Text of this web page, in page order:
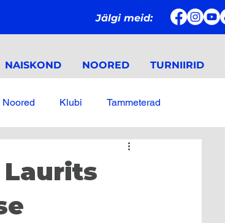
Jälgi meid:
NAISKOND NOORED TURNIIRID
Noored Klubi Tammeterad